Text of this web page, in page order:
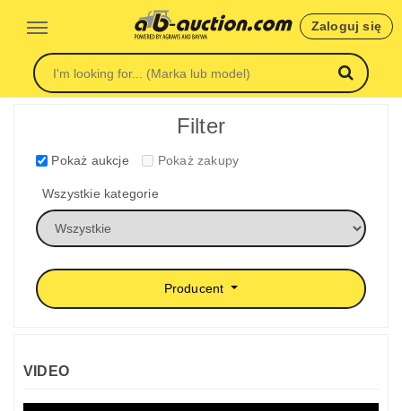
Zaloguj się
Filter
Pokaż aukcje Pokaż zakupy
Wszystkie kategorie
Producent
VIDEO